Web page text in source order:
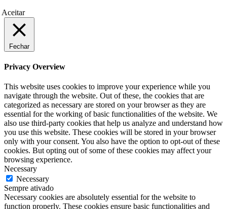
Aceitar
Fechar
Privacy Overview
This website uses cookies to improve your experience while you
navigate through the website. Out of these, the cookies that are
categorized as necessary are stored on your browser as they are
essential for the working of basic functionalities of the website. We
also use third-party cookies that help us analyze and understand how
you use this website. These cookies will be stored in your browser
only with your consent. You also have the option to opt-out of these
cookies. But opting out of some of these cookies may affect your
browsing experience.
Necessary
Necessary
Sempre ativado
Necessary cookies are absolutely essential for the website to
function properly. These cookies ensure basic functionalities and